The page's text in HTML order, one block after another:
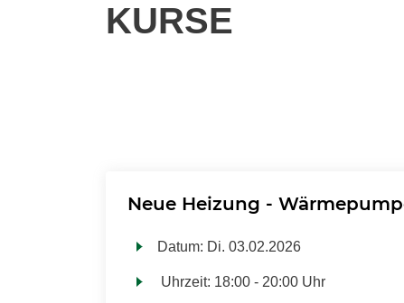
KURSE
Neue Heizung -
Datum: Di. 03.02.2026
Uhrzeit: 18:00 - 20:00 Uhr